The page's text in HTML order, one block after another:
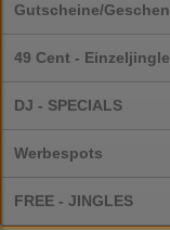
Gutscheine/
49 Cent -
DJ - SPECIALS
Werbespots
FREE - JINGLES